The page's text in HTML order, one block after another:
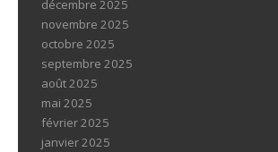
décembre 2025
novembre 2025
octobre 2025
septembre 2025
août 2025
mai 2025
février 2025
janvier 2025